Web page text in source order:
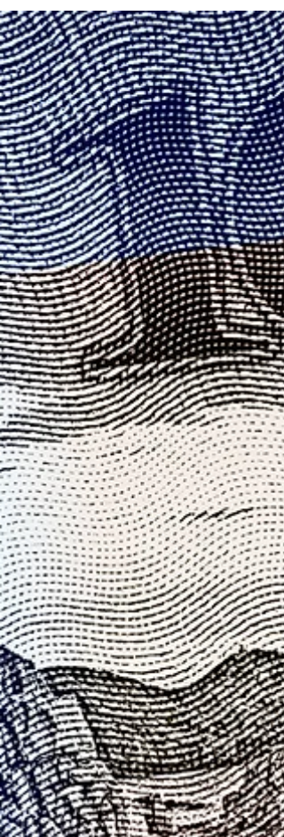
合作對象與管道，藉以充實協會資源讓各項事務能夠更
順利地運作。此外也必須感謝長期戮力相挺的各方好
友，總是願意作為我們的堅實後盾，讓我們得以從容地
面對各種挑戰，共同讓我們的攀岩環境更臻完善；我們
的步伐或許緩慢，但每一步都堅穩而踏實。 我們竭誠
迎更多朋友加入我們的陣容，無論是 加入成為新會員 或
捐款支持 ，抑或投身各項計劃小組擔任團隊志工，都
匯聚成一股莫大的助力，讓我們鍾愛的岩場與攀岩社群
能夠日漸壯大。 2024 – 2025 工作成果報告 Rebolting
Project｜固定點維護計畫 現有錨栓監測 校門口 – ＃
Oh No! – 運攀 – 合格 8 (316_TW) 校門口 – ＃550 Oh! –
運攀 – 合格 8 (316_TW) 黃金谷 – ＃140 黑臉